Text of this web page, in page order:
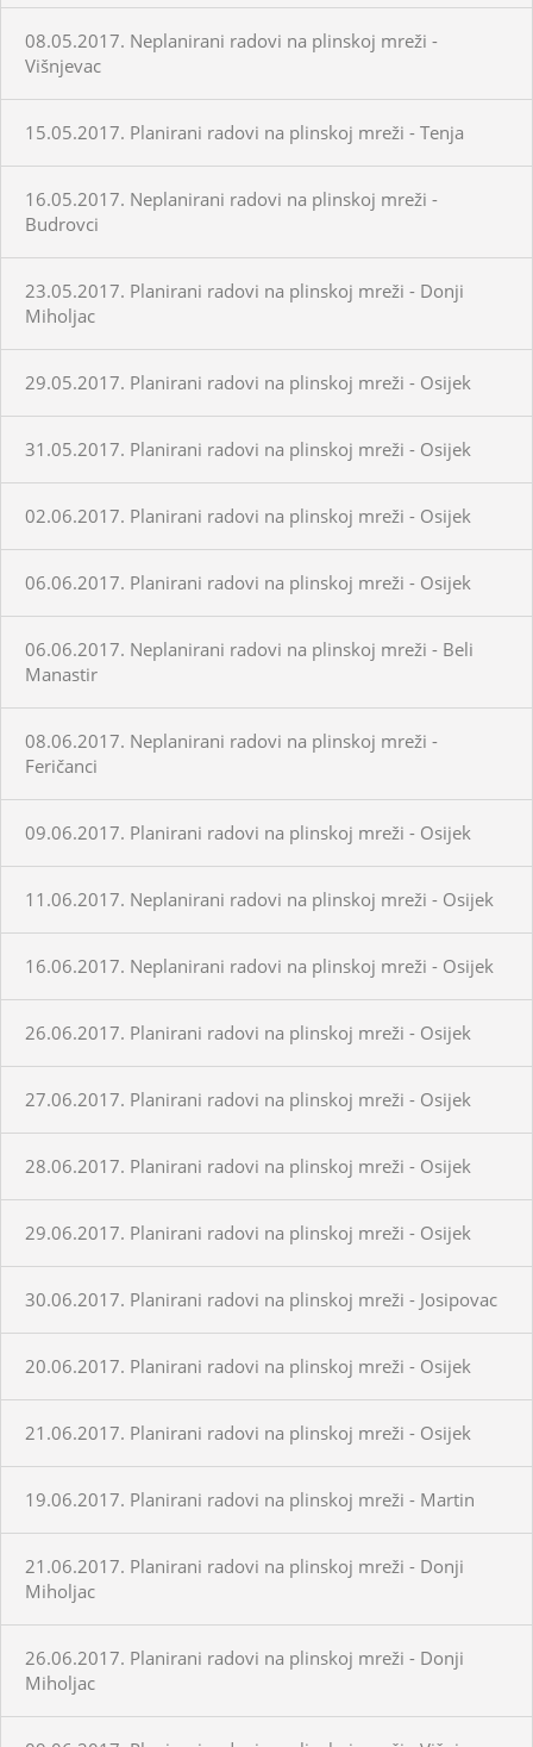
08.05.2017. Neplanirani radovi na plinskoj mreži -
Višnjevac
15.05.2017. Planirani radovi na plinskoj mreži - Tenja
16.05.2017. Neplanirani radovi na plinskoj mreži -
Budrovci
23.05.2017. Planirani radovi na plinskoj mreži - Donji
Miholjac
29.05.2017. Planirani radovi na plinskoj mreži - Osijek
31.05.2017. Planirani radovi na plinskoj mreži - Osijek
02.06.2017. Planirani radovi na plinskoj mreži - Osijek
06.06.2017. Planirani radovi na plinskoj mreži - Osijek
06.06.2017. Neplanirani radovi na plinskoj mreži - Beli
Manastir
08.06.2017. Neplanirani radovi na plinskoj mreži -
Feričanci
09.06.2017. Planirani radovi na plinskoj mreži - Osijek
11.06.2017. Neplanirani radovi na plinskoj mreži - Osijek
16.06.2017. Neplanirani radovi na plinskoj mreži - Osijek
26.06.2017. Planirani radovi na plinskoj mreži - Osijek
27.06.2017. Planirani radovi na plinskoj mreži - Osijek
28.06.2017. Planirani radovi na plinskoj mreži - Osijek
29.06.2017. Planirani radovi na plinskoj mreži - Osijek
30.06.2017. Planirani radovi na plinskoj mreži - Josipovac
20.06.2017. Planirani radovi na plinskoj mreži - Osijek
21.06.2017. Planirani radovi na plinskoj mreži - Osijek
19.06.2017. Planirani radovi na plinskoj mreži - Martin
21.06.2017. Planirani radovi na plinskoj mreži - Donji
Miholjac
26.06.2017. Planirani radovi na plinskoj mreži - Donji
Miholjac